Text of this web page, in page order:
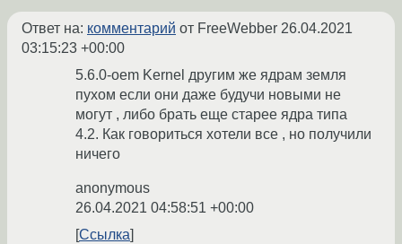
Ответ на: комментарий от FreeWebber 26.04.2021
03:15:23 +00:00
5.6.0-oem Kernel другим же ядрам земля
пухом если они даже будучи новыми не
могут , либо брать еще старее ядра типа
4.2. Как говориться хотели все , но получили
ничего
anonymous
26.04.2021 04:58:51 +00:00
Ссылка